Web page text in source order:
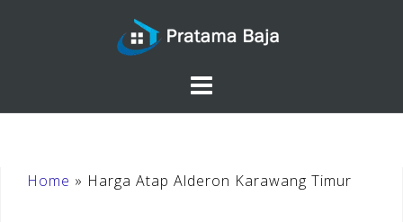
Home » Harga Atap Alderon Karawang Timur